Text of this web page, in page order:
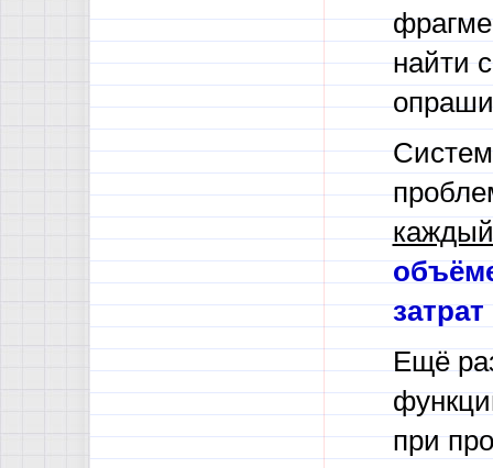
найти
каждый
затрат
Ещё
при